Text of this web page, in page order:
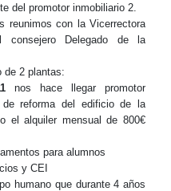
del promotor inmobiliario 2.
reunimos con la Vicerrectora
Delegado de la
de 2 plantas:
nos hace llegar promotor
reforma del edificio de la
el alquiler mensual de 800€
para alumnos
y CEI
humano que durante 4 años